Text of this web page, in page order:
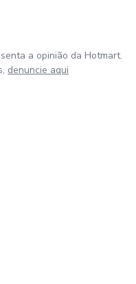
a opinião da Hotmart.
denuncie aqui